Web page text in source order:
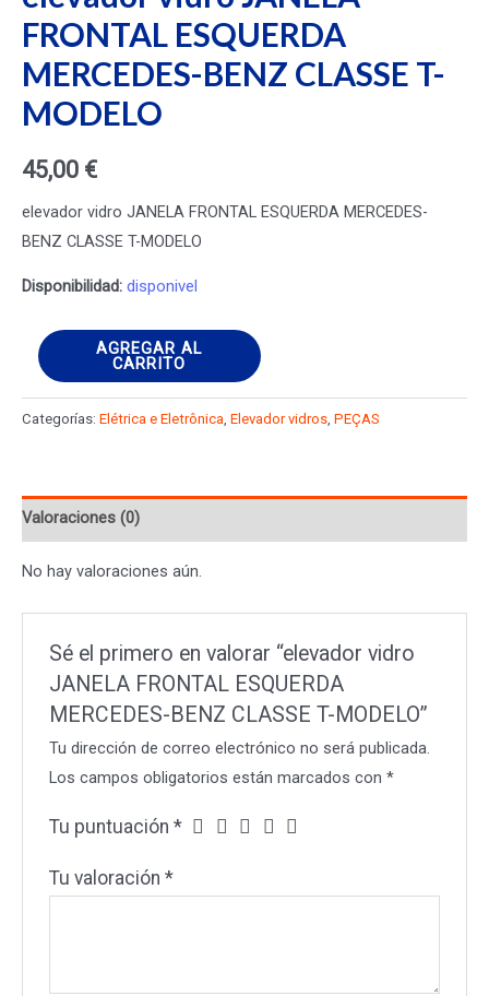
FRONTAL ESQUERDA
MERCEDES-BENZ CLASSE T-
MODELO
45,00 €
elevador vidro JANELA FRONTAL ESQUERDA MERCEDES-
BENZ CLASSE T-MODELO
Disponibilidad: disponivel
elevador
vidro
JANELA
FRONTAL
BENZ
T-
MODELO
AGREGAR AL
CARRITO
Categorías: Elétrica e Eletrônica Elevador vidros PEÇAS
Valoraciones (0)
No hay valoraciones aún.
Sé el primero en valorar “elevador vidro
JANELA FRONTAL ESQUERDA
MERCEDES-BENZ CLASSE T-MODELO”
Tu dirección de correo electrónico no será publicada.
Los campos obligatorios están marcados con*
Tu puntuación*
Tu valoración*